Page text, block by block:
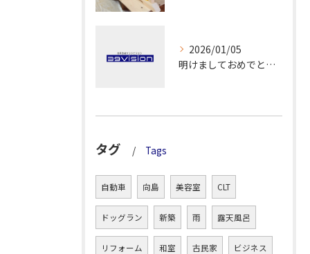
2026/01/05
明けましておめでとうございます！
タグ Tags
自動車 向島 美容室 CLT
ドッグラン 新築 雨 露天風呂
リフォーム 和室 古民家 ビジネス